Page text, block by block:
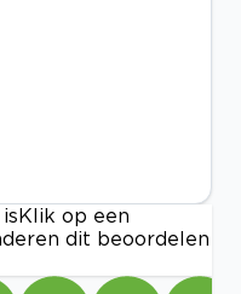
Klik op een
dit beoordelen